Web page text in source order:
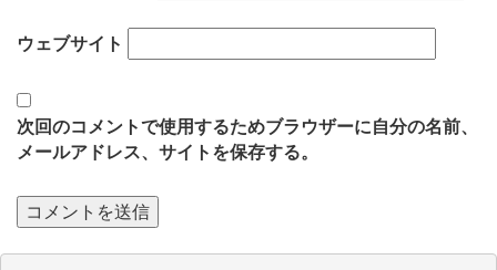
ウェブサイト
次回のコメントで使用するためブラウザーに自分の名前、
メールアドレス、サイトを保存する。